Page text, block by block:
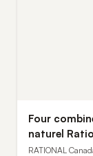
Four
naturel
RATIONAL